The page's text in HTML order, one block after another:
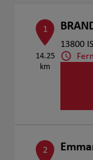
1
14.25
km
13800
2